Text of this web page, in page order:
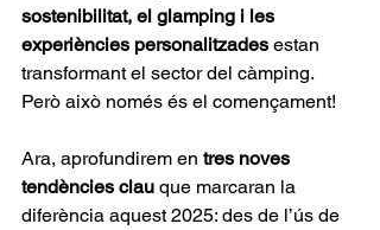
sostenibilitat, el glamping i les
experiències personalitzades estan
transformant el sector del càmping.
Però això només és el començament!
Ara, aprofundirem en tres noves
tendències clau que marcaran la
diferència aquest 2025: des de l’ús de